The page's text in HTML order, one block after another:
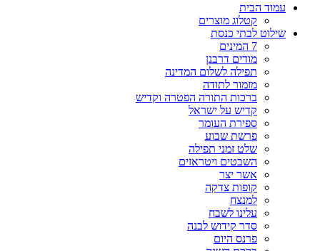
עמוד הבית
קטלוג מוצרים
שילוט לבתי כנסת
7 המינים
מודים דרבנן
תפילה לשלום המדינה
מזמור לתודה
ברכות התורה הפטרה וקדיש
קדיש על ישראל
ספירת העומר
פרשת שבוע
שלט זמני תפילה
השבטים ויטראזים
אשר יצר
קופות צדקה
למנצח
עלינו לשבח
סדר קידוש לבנה
פרנס היום